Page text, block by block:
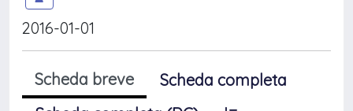
2016-01-01
Scheda breve
Scheda completa